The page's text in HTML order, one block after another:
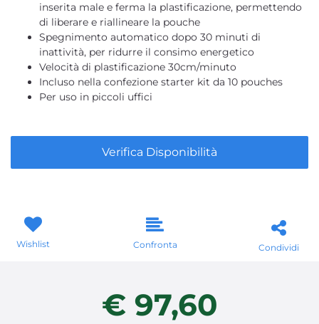
inserita male e ferma la plastificazione, permettendo
di liberare e riallineare la pouche
Spegnimento automatico dopo 30 minuti di
inattività, per ridurre il consimo energetico
Velocità di plastificazione 30cm/minuto
Incluso nella confezione starter kit da 10 pouches
Per uso in piccoli uffici
Verifica Disponibilità
Wishlist Confronta Condividi
€ 97,60